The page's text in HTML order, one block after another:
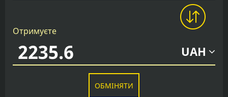
Отримуєте
UAH
ОБМІНЯТИ